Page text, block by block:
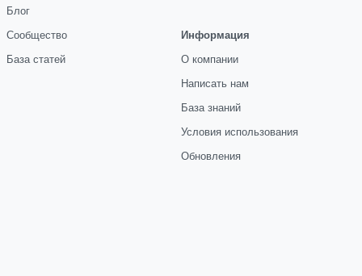
Блог
Сообщество
База статей
Информация
О компании
Написать нам
База знаний
Условия использования
Обновления